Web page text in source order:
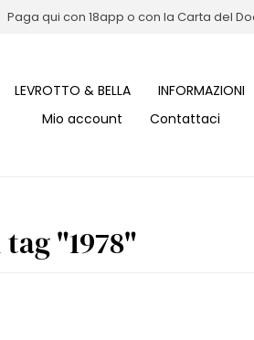
Paga qui con 18app o con la Carta del
LEVROTTO & BELLA INFORMAZIONI
Mio account
Contattaci
"1978"